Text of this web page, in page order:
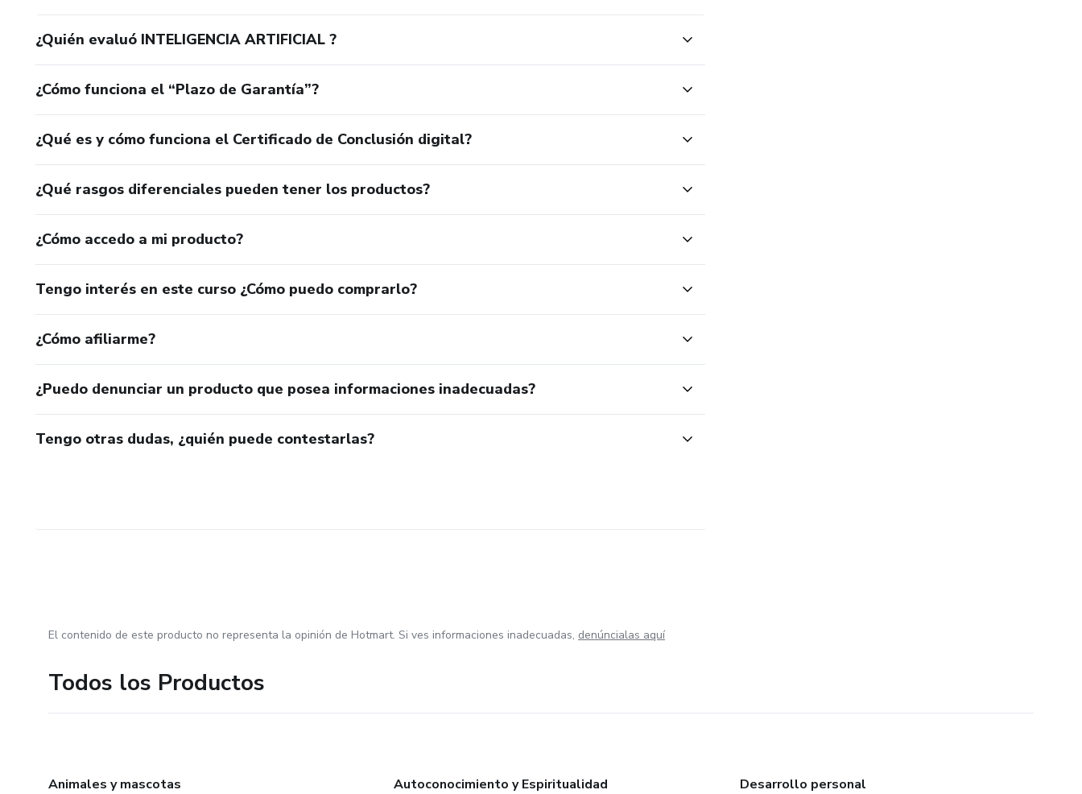
¿Quién evaluó INTELIGENCIA ARTIFICIAL ?
¿Cómo funciona el “Plazo de Garantía”?
¿Qué es y cómo funciona el Certificado de Conclusión digital?
¿Qué rasgos diferenciales pueden tener los productos?
¿Cómo accedo a mi producto?
Tengo interés en este curso ¿Cómo puedo comprarlo?
¿Cómo afiliarme?
¿Puedo denunciar un producto que posea informaciones inadecuadas?
Tengo otras dudas, ¿quién puede contestarlas?
El contenido de este producto no representa la opinión de Hotmart. Si ves informaciones inadecuadas, denúncialas aquí
Todos los Productos
Animales y mascotas
Autoconocimiento y Espiritualidad
Desarrollo personal